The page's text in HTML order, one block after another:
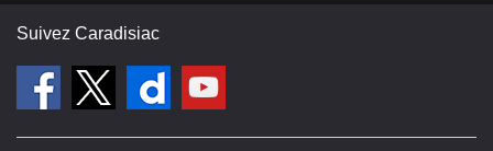
Suivez Caradisiac